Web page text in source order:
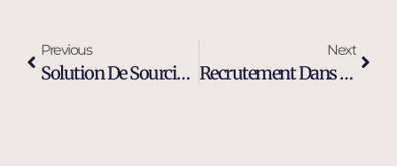
Previous
Solution De Sourcing Et Recrutement Externalisé À Marseille
Next
Recrutement Dans L’industrie À Marseille